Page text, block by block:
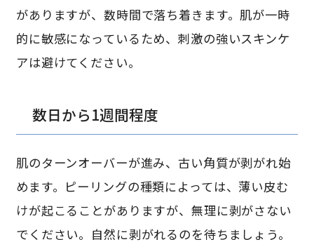
がありますが、数時間で落ち着きます。肌が一時
的に敏感になっているため、刺激の強いスキンケ
アは避けてください。
数日から1週間程度
肌のターンオーバーが進み、古い角質が剥がれ始
めます。ピーリングの種類によっては、薄い皮む
けが起こることがありますが、無理に剥がさない
でください。自然に剥がれるのを待ちましょう。